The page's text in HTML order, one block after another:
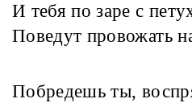
И тебя по заре с
Поведут провожать
Побредешь ты,